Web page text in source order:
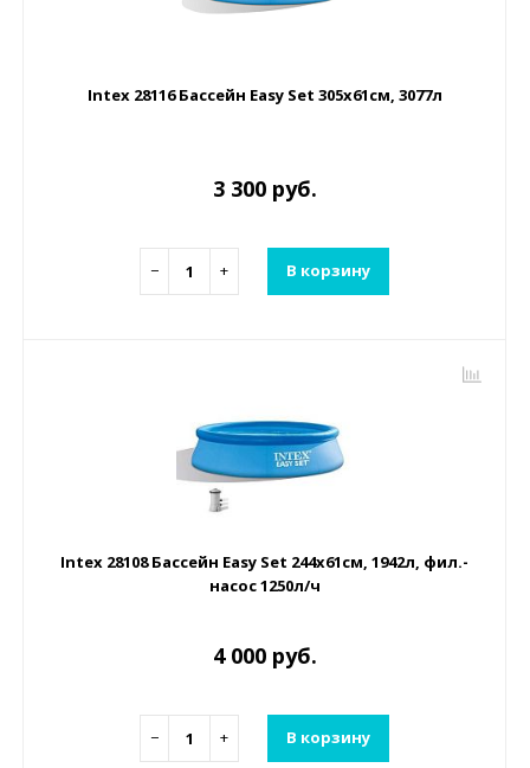
Intex 28116 Бассейн Easy Set 305х61см, 3077л
3 300 руб.
− + В корзину
Intex 28108 Бассейн Easy Set 244х61см, 1942л, фил.-
насос 1250л/ч
4 000 руб.
− + В корзину